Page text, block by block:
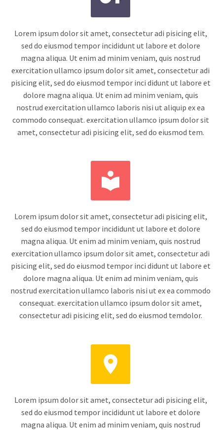
Lorem ipsum dolor sit amet, consectetur adi pisicing elit,
sed do eiusmod tempor incididunt ut labore et dolore
magna aliqua. Ut enim ad minim veniam, quis nostrud
exercitation ullamco ipsum dolor sit amet, consectetur adi
pisicing elit, sed do eiusmod tempor inci didunt ut labore et
dolore magna aliqua. Ut enim ad minim veniam, quis
nostrud exercitation ullamco laboris nisi ut aliquip ex ea
commodo consequat. exercitation ullamco ipsum dolor sit
amet, consectetur adi pisicing elit, sed do eiusmod tem.


Lorem ipsum dolor sit amet, consectetur adi pisicing elit,
sed do eiusmod tempor incididunt ut labore et dolore
magna aliqua. Ut enim ad minim veniam, quis nostrud
exercitation ullamco ipsum dolor sit amet, consectetur adi
pisicing elit, sed do eiusmod tempor inci didunt ut labore et
dolore magna aliqua. Ut enim ad minim veniam, quis
nostrud exercitation ullamco laboris nisi ut ex ea commodo
consequat. exercitation ullamco ipsum dolor sit amet,
consectetur adi pisicing elit, sed do eiusmod temdolor.


Lorem ipsum dolor sit amet, consectetur adi pisicing elit,
sed do eiusmod tempor incididunt ut labore et dolore
magna aliqua. Ut enim ad minim veniam, quis nostrud